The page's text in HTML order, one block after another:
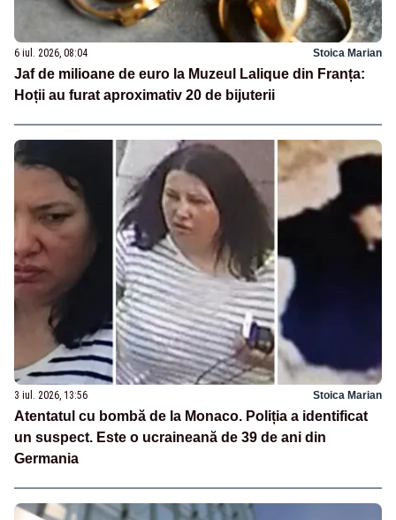
6 iul. 2026, 08:04 Stoica Marian
Jaf de milioane de euro la Muzeul Lalique din Franța:
Hoții au furat aproximativ 20 de bijuterii
3 iul. 2026, 13:56 Stoica Marian
Atentatul cu bombă de la Monaco. Poliția a identificat
un suspect. Este o ucraineană de 39 de ani din
Germania